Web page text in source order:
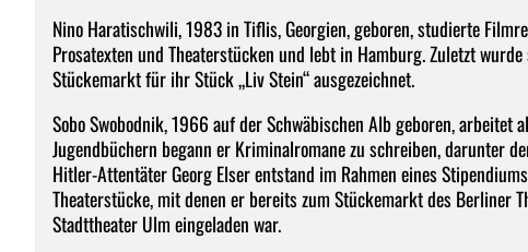
Nino Haratischwili, 1983 in Tiflis, Georgien, geboren, studierte
Prosatexten und Theaterstücken und lebt in Hamburg. Zuletzt
Stückemarkt für ihr Stück „Liv Stein“ ausgezeichnet.
Sobo Swobodnik, 1966 auf der Schwäbischen Alb geboren,
Jugendbüchern begann er Kriminalromane zu schreiben, darunter
Hitler-Attentäter Georg Elser entstand im Rahmen eines
Theaterstücke, mit denen er bereits zum Stückemarkt des Berliner
Stadttheater Ulm eingeladen war.